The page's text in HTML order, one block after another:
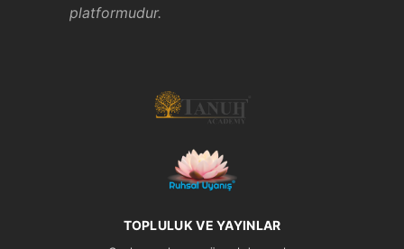
platformudur.
TOPLULUK VE YAYINLAR